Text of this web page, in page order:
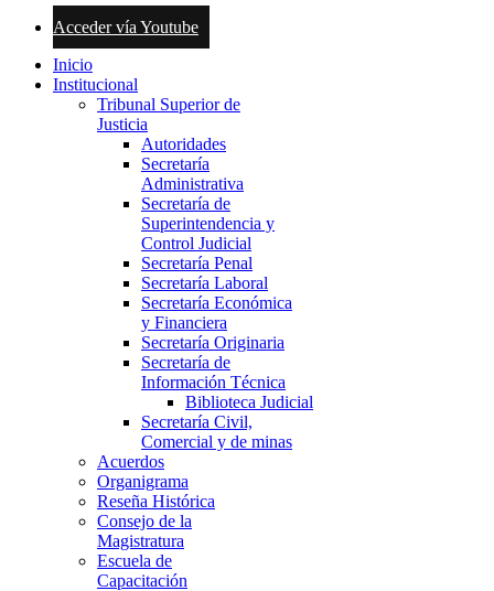
Acceder vía Youtube
Inicio
Institucional
Tribunal Superior de
Justicia
Autoridades
Secretaría
Administrativa
Secretaría de
Superintendencia y
Control Judicial
Secretaría Penal
Secretaría Laboral
Secretaría Económica
y Financiera
Secretaría Originaria
Secretaría de
Información Técnica
Biblioteca Judicial
Secretaría Civil,
Comercial y de minas
Acuerdos
Organigrama
Reseña Histórica
Consejo de la
Magistratura
Escuela de
Capacitación